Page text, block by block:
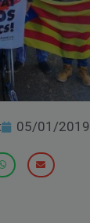
05/01/2019